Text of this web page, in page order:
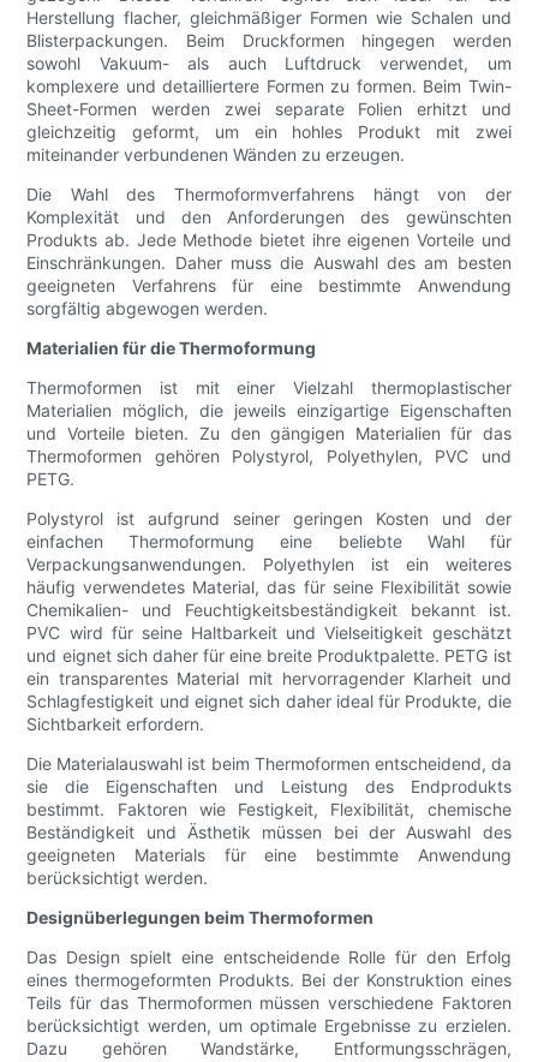
Herstellung flacher, gleichmäßiger Formen wie Schalen und
Blisterpackungen. Beim Druckformen hingegen werden
sowohl Vakuum- als auch Luftdruck verwendet, um
komplexere und detailliertere Formen zu formen. Beim Twin-
Sheet-Formen werden zwei separate Folien erhitzt und
gleichzeitig geformt, um ein hohles Produkt mit zwei
miteinander verbundenen Wänden zu erzeugen.
Die Wahl des Thermoformverfahrens hängt von der
Komplexität und den Anforderungen des gewünschten
Produkts ab. Jede Methode bietet ihre eigenen Vorteile und
Einschränkungen. Daher muss die Auswahl des am besten
geeigneten Verfahrens für eine bestimmte Anwendung
sorgfältig abgewogen werden.
Materialien für die Thermoformung
Thermoformen ist mit einer Vielzahl thermoplastischer
Materialien möglich, die jeweils einzigartige Eigenschaften
und Vorteile bieten. Zu den gängigen Materialien für das
Thermoformen gehören Polystyrol, Polyethylen, PVC und
PETG.
Polystyrol ist aufgrund seiner geringen Kosten und der
einfachen Thermoformung eine beliebte Wahl für
Verpackungsanwendungen. Polyethylen ist ein weiteres
häufig verwendetes Material, das für seine Flexibilität sowie
Chemikalien- und Feuchtigkeitsbeständigkeit bekannt ist.
PVC wird für seine Haltbarkeit und Vielseitigkeit geschätzt
und eignet sich daher für eine breite Produktpalette. PETG ist
ein transparentes Material mit hervorragender Klarheit und
Schlagfestigkeit und eignet sich daher ideal für Produkte, die
Sichtbarkeit erfordern.
Die Materialauswahl ist beim Thermoformen entscheidend, da
sie die Eigenschaften und Leistung des Endprodukts
bestimmt. Faktoren wie Festigkeit, Flexibilität, chemische
Beständigkeit und Ästhetik müssen bei der Auswahl des
geeigneten Materials für eine bestimmte Anwendung
berücksichtigt werden.
Designüberlegungen beim Thermoformen
Das Design spielt eine entscheidende Rolle für den Erfolg
eines thermogeformten Produkts. Bei der Konstruktion eines
Teils für das Thermoformen müssen verschiedene Faktoren
berücksichtigt werden, um optimale Ergebnisse zu erzielen.
Dazu gehören Wandstärke, Entformungsschrägen,